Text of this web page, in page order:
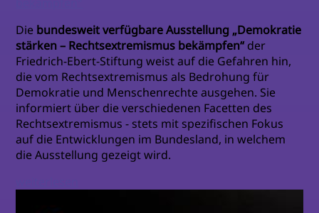
Die bundesweit verfügbare Ausstellung „Demokratie
stärken – Rechtsextremismus bekämpfen“ der
Friedrich-Ebert-Stiftung weist auf die Gefahren hin,
die vom Rechtsextremismus als Bedrohung für
Demokratie und Menschenrechte ausgehen. Sie
informiert über die verschiedenen Facetten des
Rechtsextremismus - stets mit spezifischen Fokus
auf die Entwicklungen im Bundesland, in welchem
die Ausstellung gezeigt wird.